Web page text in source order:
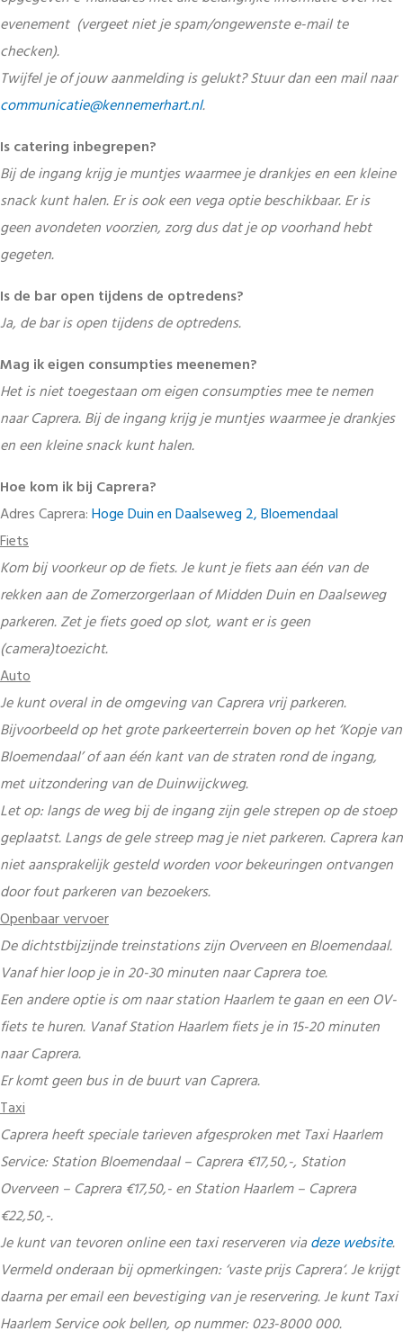
evenement (vergeet niet je spam/ongewenste e-mail te
checken).
Twijfel je of jouw aanmelding is gelukt? Stuur dan een mail naar
communicatie@kennemerhart.nl.
Is catering inbegrepen?
Bij de ingang krijg je muntjes waarmee je drankjes en een kleine
snack kunt halen. Er is ook een vega optie beschikbaar. Er is
geen avondeten voorzien, zorg dus dat je op voorhand hebt
gegeten.
Is de bar open tijdens de optredens?
Ja, de bar is open tijdens de optredens.
Mag ik eigen consumpties meenemen?
Het is niet toegestaan om eigen consumpties mee te nemen
naar Caprera. Bij de ingang krijg je muntjes waarmee je drankjes
en een kleine snack kunt halen.
Hoe kom ik bij Caprera?
Adres Caprera:Hoge Duin en Daalseweg 2, Bloemendaal
Fiets
Kom bij voorkeur op de fiets. Je kunt je fiets aan één van de
rekken aan de Zomerzorgerlaan of Midden Duin en Daalseweg
parkeren. Zet je fiets goed op slot, want er is geen
(camera)toezicht.
Auto
Je kunt overal in de omgeving van Caprera vrij parkeren.
Bijvoorbeeld op het grote parkeerterrein boven op het ‘Kopje van
Bloemendaal’ of aan één kant van de straten rond de ingang,
met uitzondering van de Duinwijckweg.
Let op: langs de weg bij de ingang zijn gele strepen op de stoep
geplaatst. Langs de gele streep mag je niet parkeren. Caprera kan
niet aansprakelijk gesteld worden voor bekeuringen ontvangen
door fout parkeren van bezoekers.
Openbaar vervoer
De dichtstbijzijnde treinstations zijn Overveen en Bloemendaal.
Vanaf hier loop je in 20-30 minuten naar Caprera toe.
Een andere optie is om naar station Haarlem te gaan en een OV-
fiets te huren. Vanaf Station Haarlem fiets je in 15-20 minuten
naar Caprera.
Er komt geen bus in de buurt van Caprera.
Taxi
Caprera heeft speciale tarieven afgesproken met Taxi Haarlem
Service: Station Bloemendaal – Caprera €17,50,-, Station
Overveen – Caprera €17,50,- en Station Haarlem – Caprera
€22,50,-.
Je kunt van tevoren online een taxi reserveren viadeze website.
Vermeld onderaan bij opmerkingen: ‘vaste prijs Caprera‘. Je krijgt
daarna per email een bevestiging van je reservering. Je kunt Taxi
Haarlem Service ook bellen, op nummer: 023-8000 000.